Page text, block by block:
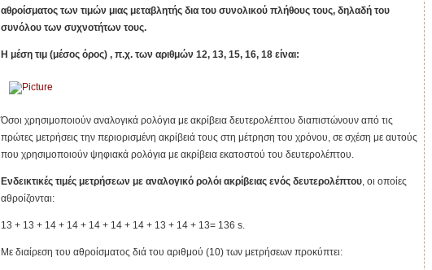
αθροίσματος των τιμών μιας μεταβλητής δια του συνολικού πλήθους τους, δηλαδή του
συνόλου των συχνοτήτων τους.
Η μέση τιμ (μέσος όρος) , π.χ. των αριθμών 12, 13, 15, 16, 18 είναι:
Όσοι χρησιμοποιούν αναλογικά ρολόγια με ακρίβεια δευτερολέπτου διαπιστώνουν από τις
πρώτες μετρήσεις την περιορισμένη ακρίβειά τους στη μέτρηση του χρόνου, σε σχέση με αυτούς
που χρησιμοποιούν ψηφιακά ρολόγια με ακρίβεια εκατοστού του δευτερολέπτου.
Ενδεικτικές τιμές μετρήσεων με αναλογικό ρολόι ακρίβειας ενός δευτερολέπτου, οι οποίες
αθροίζονται:
13 + 13 + 14 + 14 + 14 + 14 + 14 + 13 + 14 + 13= 136 s.
Με διαίρεση του αθροίσματος διά του αριθμού (10) των μετρήσεων προκύπτει: